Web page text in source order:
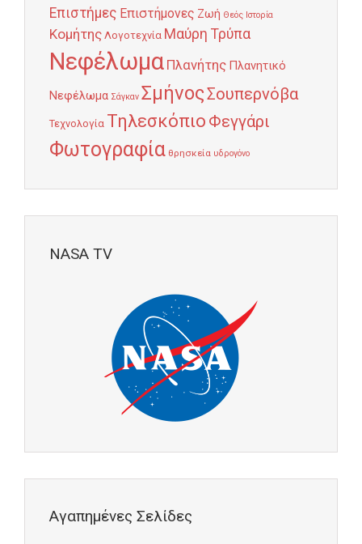
Επιστήμες Επιστήμονες Ζωή Θεός Ιστορία
Κομήτης Λογοτεχνία Μαύρη Τρύπα
Νεφέλωμα Πλανήτης Πλανητικό
Νεφέλωμα Σάγκαν ΣμήνοςΣουπερνόβα
Τεχνολογία Τηλεσκόπιο Φεγγάρι
Φωτογραφία θρησκεία υδρογόνο
NASA TV
Αγαπημένες Σελίδες